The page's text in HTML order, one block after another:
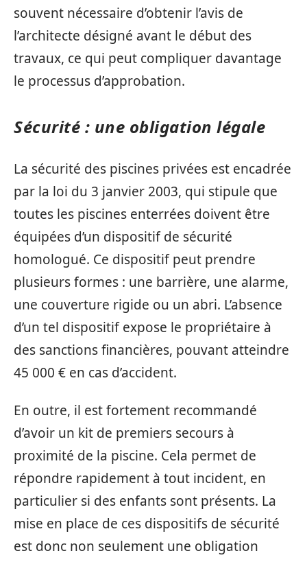
souvent nécessaire d’obtenir l’avis de
l’architecte désigné avant le début des
travaux, ce qui peut compliquer davantage
le processus d’approbation.
Sécurité : une obligation légale
La sécurité des piscines privées est encadrée
par la loi du 3 janvier 2003, qui stipule que
toutes les piscines enterrées doivent être
équipées d’un dispositif de sécurité
homologué. Ce dispositif peut prendre
plusieurs formes : une barrière, une alarme,
une couverture rigide ou un abri. L’absence
d’un tel dispositif expose le propriétaire à
des sanctions financières, pouvant atteindre
45 000 € en cas d’accident.
En outre, il est fortement recommandé
d’avoir un kit de premiers secours à
proximité de la piscine. Cela permet de
répondre rapidement à tout incident, en
particulier si des enfants sont présents. La
mise en place de ces dispositifs de sécurité
est donc non seulement une obligation